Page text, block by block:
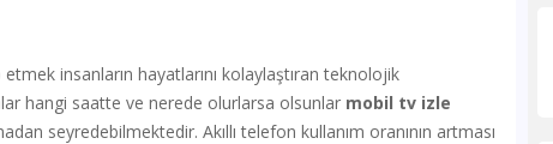
insanların hayatlarını kolaylaştıran teknolojik
hangi saatte ve nerede olurlarsa olsunlar mobil tv izle
seyredebilmektedir. Akıllı telefon kullanım oranının artması